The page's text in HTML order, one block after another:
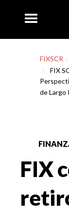
FIXSCR
FIX
de Largo
FIX